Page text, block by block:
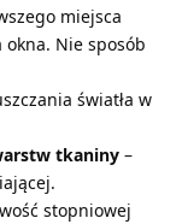
miejsca
Nie sposób
światła w
tkaniny –
stopniowej